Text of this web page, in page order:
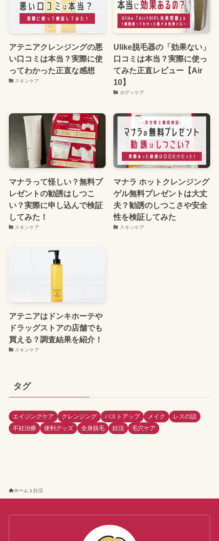
アテニアクレンジングの悪
い口コミは本当？実際に使
ってわかった正直な感想
スキンケア
Ulike脱毛器の「効果ない」
口コミは本当？実際に使っ
てみた正直レビュー【Air
10】
ボディケア
マナラって怪しい？無料プ
レゼントの勧誘はしつこ
い？実際に申し込んで検証
してみた！
スキンケア
マナラ ホットクレンジング
ゲル無料プレゼントは大丈
夫？勧誘のしつこさや安全
性を検証してみた
スキンケア
アテニアはドンキホーテや
ドラッグストアの店舗でも
買える？調査結果を紹介！
スキンケア
タグ
エイジングケア クレンジング バストアップ メイク
レスの話
不妊治療
便利グッズ 全身脱毛 妊活 毛穴ケア
ホーム 妊活